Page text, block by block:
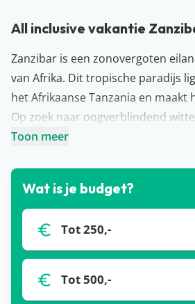
All inclusive vakantie
Zanzibar is een zonovergoten
van Afrika. Dit tropische paradijs
het Afrikaanse Tanzania en maakt
Op zoek naar oogverblindend
dit jouw vakantiebestemming! Het
cultuur en azuurblauwe kusten. Je
resorts met grote en bruisende
een fijne afwisseling met een
mooie stranden. Tijdens een all
Zanzibar geniet je van alles wat
een tropisch eiland hebben moet.
Zanzibar
Toon meer
Wat is je budget?
Tot 250,-
Tot 500,-